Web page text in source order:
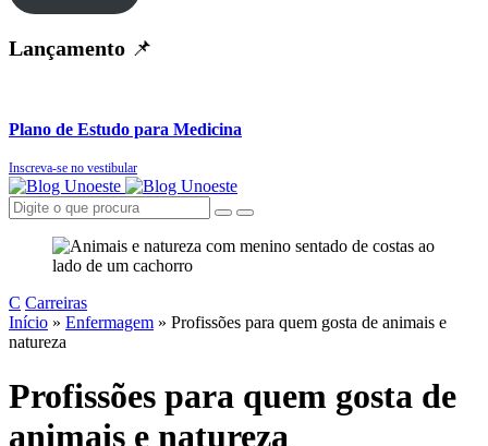
Lançamento 📌
Plano de Estudo para Medicina
Inscreva-se no vestibular
C Carreiras
Início » Enfermagem » Profissões para quem gosta de animais e
natureza
Profissões para quem gosta de
animais e natureza